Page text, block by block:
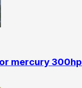
mercury 300hp